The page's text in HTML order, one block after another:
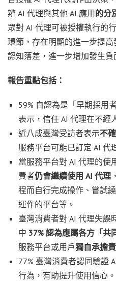
辨 AI 代理與其他 AI 應用的分
眾對 AI 代理可被授權執行的
環節，存在明顯的進一步提
認知落差，進一步增加發生負
報告重點包括：
59% 自認為是「早期採用
表示，信任 AI 代理在不經
近八成臺灣受訪者表示不
服務平台可能已訂定 AI 代
當服務平台對 AI 代理的使
費者仍會繼續使用 AI 代理
程而自行完成操作、嘗試
運作的平台等。
臺灣消費者對 AI 代理失誤
中 37% 認為應屬各方「共
服務平台或用戶獨自承擔
77% 臺灣消費者認同驗證
行為，有助提升使用信心。